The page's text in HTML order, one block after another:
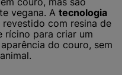
vegana. A tecnologia
com resina de
rícino para criar um
do couro, sem